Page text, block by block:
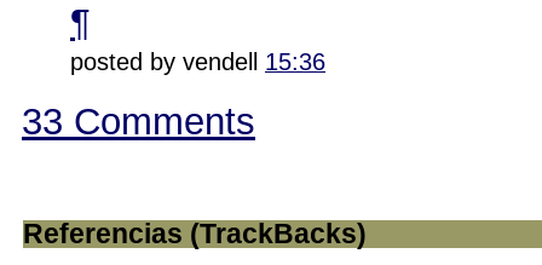
¶
posted by vendell 15:36
33 Comments
Referencias (TrackBacks)